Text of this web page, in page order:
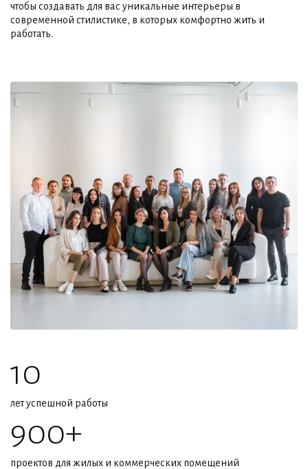
чтобы создавать для вас уникальные интерьеры в
современной стилистике, в которых комфортно жить и
работать.
10
лет успешной работы
900+
проектов для жилых и коммерческих помещений